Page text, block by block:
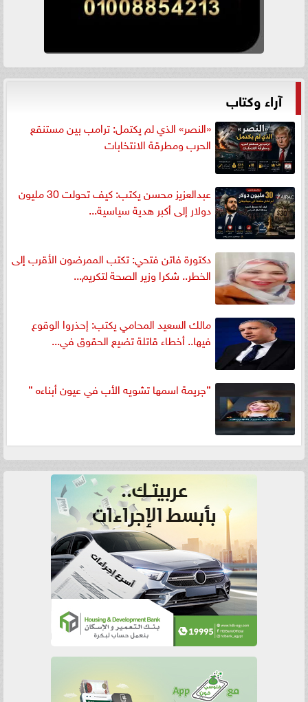
آراء وكتاب
«النصر» الذي لم يكتمل: ترامب بين مستنقع
الحرب ومطرقة الانتخابات
عبدالعزيز محسن يكتب: كيف تحولت 30 مليون
دولار إلى أكبر هدية سياسية...
دكتورة فاتن فتحي: تكتب الممرضون الأقرب إلى
الخطر.. شكرا وزير الصحة لتكريم...
مالك السعيد المحامي يكتب: إحذروا الوقوع
فيها.. أخطاء قاتلة تضيع الحقوق في...
”جريمة اسمها تشويه الأب في عيون أبناءه ”